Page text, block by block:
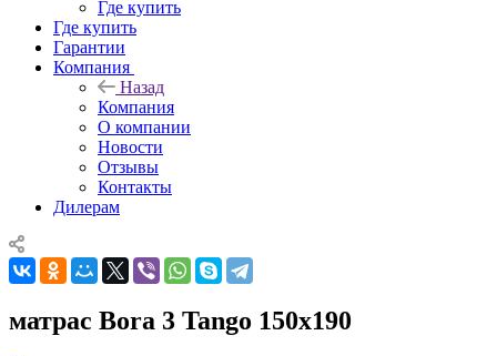
Где купить
Где купить
Гарантии
Компания
Назад
Компания
О компании
Новости
Отзывы
Контакты
Дилерам
матрас Bora 3 Tango 150x190